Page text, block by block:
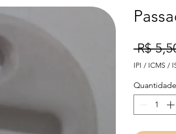
R$
IPI / ICMS /
Quantidade